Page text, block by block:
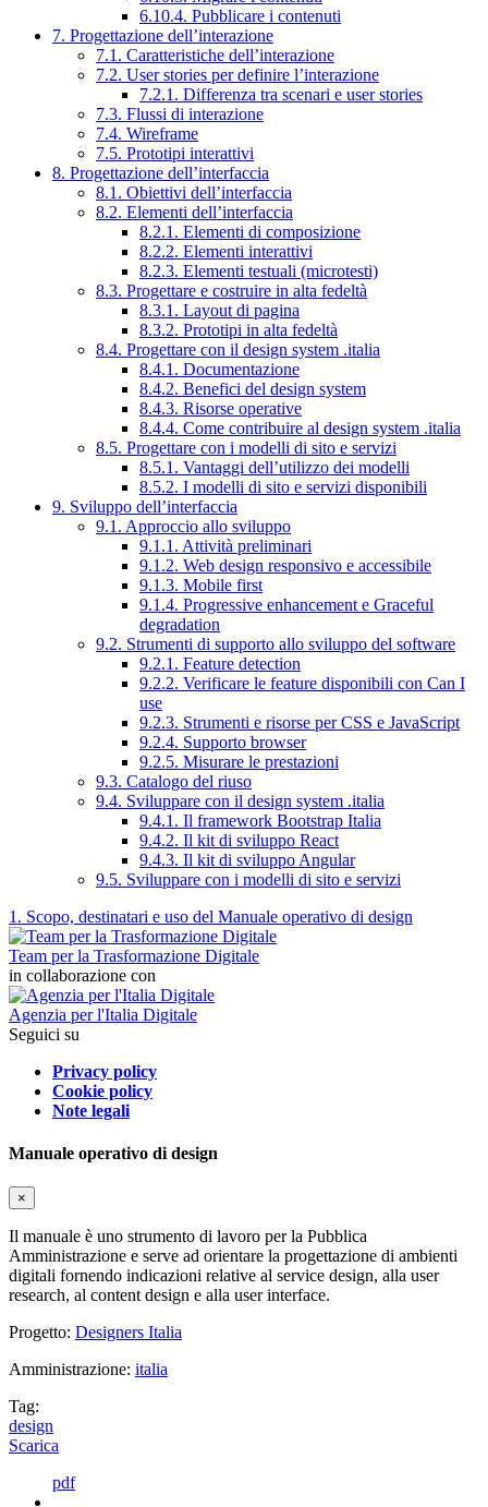
6.10.4. Pubblicare i contenuti
7. Progettazione dell’interazione
7.1. Caratteristiche dell’interazione
7.2. User stories per definire l’interazione
7.2.1. Differenza tra scenari e user stories
7.3. Flussi di interazione
7.4. Wireframe
7.5. Prototipi interattivi
8. Progettazione dell’interfaccia
8.1. Obiettivi dell’interfaccia
8.2. Elementi dell’interfaccia
8.2.1. Elementi di composizione
8.2.2. Elementi interattivi
8.2.3. Elementi testuali (microtesti)
8.3. Progettare e costruire in alta fedeltà
8.3.1. Layout di pagina
8.3.2. Prototipi in alta fedeltà
8.4. Progettare con il design system .italia
8.4.1. Documentazione
8.4.2. Benefici del design system
8.4.3. Risorse operative
8.4.4. Come contribuire al design system .italia
8.5. Progettare con i modelli di sito e servizi
8.5.1. Vantaggi dell’utilizzo dei modelli
8.5.2. I modelli di sito e servizi disponibili
9. Sviluppo dell’interfaccia
9.1. Approccio allo sviluppo
9.1.1. Attività preliminari
9.1.2. Web design responsivo e accessibile
9.1.3. Mobile first
9.1.4. Progressive enhancement e Graceful
degradation
9.2. Strumenti di supporto allo sviluppo del software
9.2.1. Feature detection
9.2.2. Verificare le feature disponibili con Can I
use
9.2.3. Strumenti e risorse per CSS e JavaScript
9.2.4. Supporto browser
9.2.5. Misurare le prestazioni
9.3. Catalogo del riuso
9.4. Sviluppare con il design system .italia
9.4.1. Il framework Bootstrap Italia
9.4.2. Il kit di sviluppo React
9.4.3. Il kit di sviluppo Angular
9.5. Sviluppare con i modelli di sito e servizi
1. Scopo, destinatari e uso del Manuale operativo di design
Team per la Trasformazione Digitale
in collaborazione con
Agenzia per l'Italia Digitale
Seguici su
Privacy policy
Cookie policy
Note legali
Manuale operativo di design
×
Il manuale è uno strumento di lavoro per la Pubblica
Amministrazione e serve ad orientare la progettazione di ambienti
digitali fornendo indicazioni relative al service design, alla user
research, al content design e alla user interface.
Progetto: Designers Italia
Amministrazione: italia
Tag:
design
Scarica
pdf